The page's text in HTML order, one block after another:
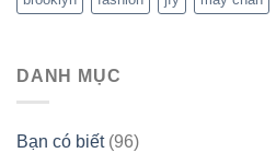
DANH MỤC
Bạn có biết(96)